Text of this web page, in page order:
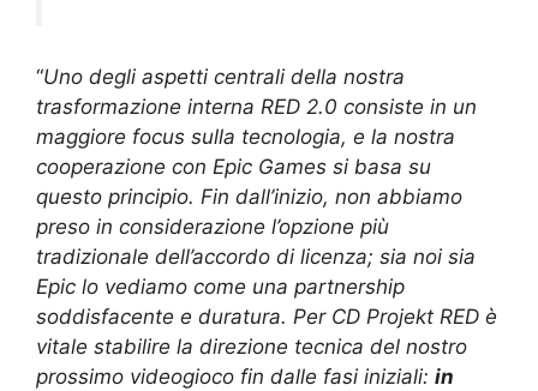
“Uno degli aspetti centrali della nostra
trasformazione interna RED 2.0 consiste in un
maggiore focus sulla tecnologia, e la nostra
cooperazione con Epic Games si basa su
questo principio. Fin dall’inizio, non abbiamo
preso in considerazione l’opzione più
tradizionale dell’accordo di licenza; sia noi sia
Epic lo vediamo come una partnership
soddisfacente e duratura. Per CD Projekt RED è
vitale stabilire la direzione tecnica del nostro
prossimo videogioco fin dalle fasi iniziali: in